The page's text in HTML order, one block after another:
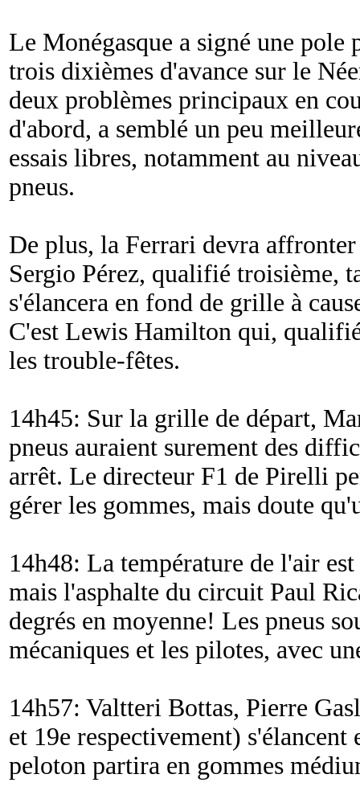
Le Monégasque a signé une
trois dixièmes d'avance sur le
deux problèmes principaux en
d'abord, a semblé un peu
essais libres, notamment au
pneus.
De plus, la Ferrari devra affronter
Sergio Pérez, qualifié troisième,
s'élancera en fond de grille à
C'est Lewis Hamilton qui,
les trouble-fêtes.
14h45: Sur la grille de départ,
pneus auraient surement des
arrêt. Le directeur F1 de Pirelli
gérer les gommes, mais doute
14h48: La température de l'air
mais l'asphalte du circuit Paul
degrés en moyenne! Les pneus
mécaniques et les pilotes, avec
14h57: Valtteri Bottas, Pierre
et 19e respectivement) s'élancent
peloton partira en gommes